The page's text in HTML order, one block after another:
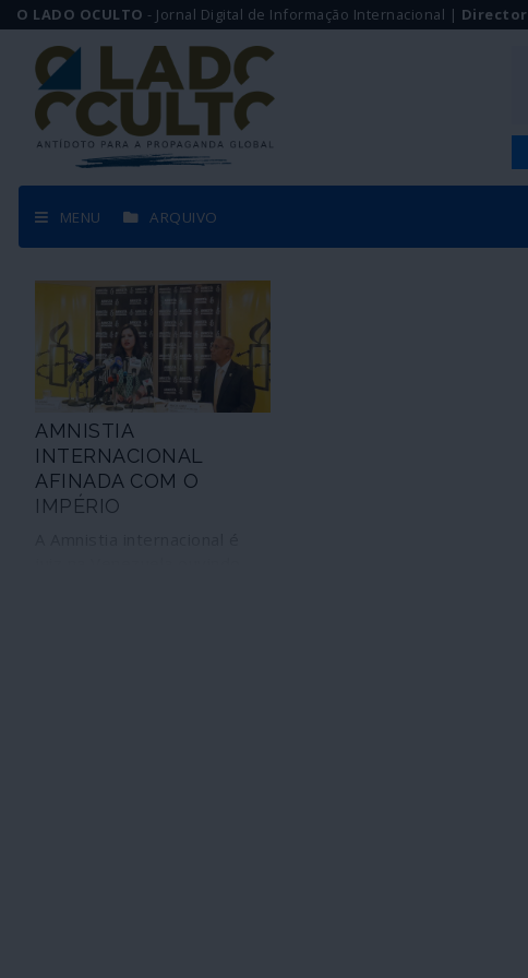
O LADO OCULTO - Jornal Digital de Informação Internacional | Director
MENU ARQUIVO
AMNISTIA
INTERNACIONAL
AFINADA COM O
IMPÉRIO